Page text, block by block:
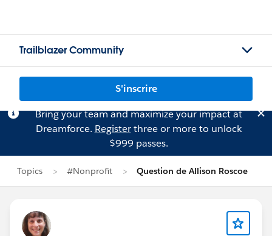
Trailblazer Community
S'inscrire
Bring your team and maximize your impact at
Dreamforce. Registerthree or more to unlock
$999 passes.
Topics #Nonprofit Question de Allison Roscoe